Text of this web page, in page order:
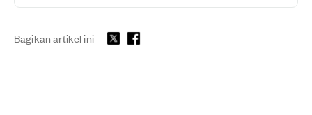
Bagikan artikel ini